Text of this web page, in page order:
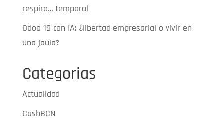
respiro… temporal
Odoo 19 con IA: ¿libertad empresarial o vivir en
una jaula?
Categorias
Actualidad
CashBCN